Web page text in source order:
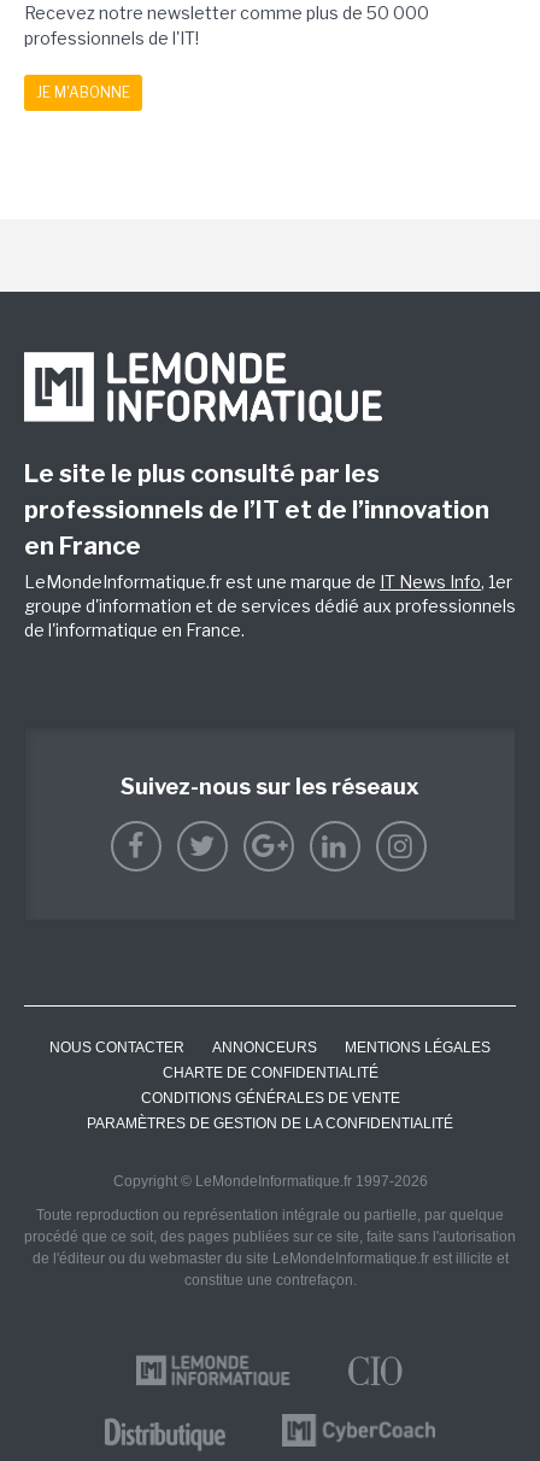
Recevez notre newsletter comme plus de 50 000
professionnels de l'IT!
JE M'ABONNE
Le site le plus consulté par les
professionnels de l’IT et de l’innovation
en France
LeMondeInformatique.fr est une marque de IT News Info, 1er
groupe d'information et de services dédié aux professionnels
de l'informatique en France.
Suivez-nous sur les réseaux
NOUS CONTACTER ANNONCEURS
MENTIONS LÉGALES
CHARTE DE CONFIDENTIALITÉ
CONDITIONS GÉNÉRALES DE VENTE
PARAMÈTRES DE GESTION DE LA CONFIDENTIALITÉ
Copyright © LeMondeInformatique.fr 1997-2026
Toute reproduction ou représentation intégrale ou partielle, par quelque
procédé que ce soit, des pages publiées sur ce site, faite sans l'autorisation
de l'éditeur ou du webmaster du site LeMondeInformatique.fr est illicite et
constitue une contrefaçon.